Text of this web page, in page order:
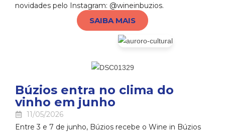
novidades pelo Instagram: @wineinbuzios.
SAIBA MAIS
Búzios entra no clima do
vinho em junho
11/05/2026
Entre 3 e 7 de junho, Búzios recebe o Wine in Búzios